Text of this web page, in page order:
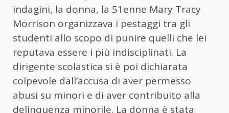
indagini, la donna, la 51enne Mary Tracy
Morrison organizzava i pestaggi tra gli
studenti allo scopo di punire quelli che lei
reputava essere i più indisciplinati. La
dirigente scolastica si è poi dichiarata
colpevole dall’accusa di aver permesso
abusi su minori e di aver contribuito alla
delinquenza minorile. La donna è stata